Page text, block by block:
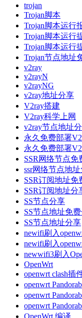
trojan
Trojan脚本
Trojan脚本运行
Trojan脚本运行
Trojan脚本运行
Trojan节点地址
v2ray
v2rayN
v2rayNG
v2ray地址分享
V2ray搭建
V2ray科学上网
v2ray节点地址
永久免费部署
永久免费部署
SSR网络节点免
ssr网络节点地
SSR订阅地址免
SSR订阅地址分
SS节点分享
SS节点地址免
SS节点地址分享
newifi刷入
newifi刷入
newwifi3刷入
OpenWrt
openwrt clash插
openwrt
openwrt
openwrt
OpenWrt 编译